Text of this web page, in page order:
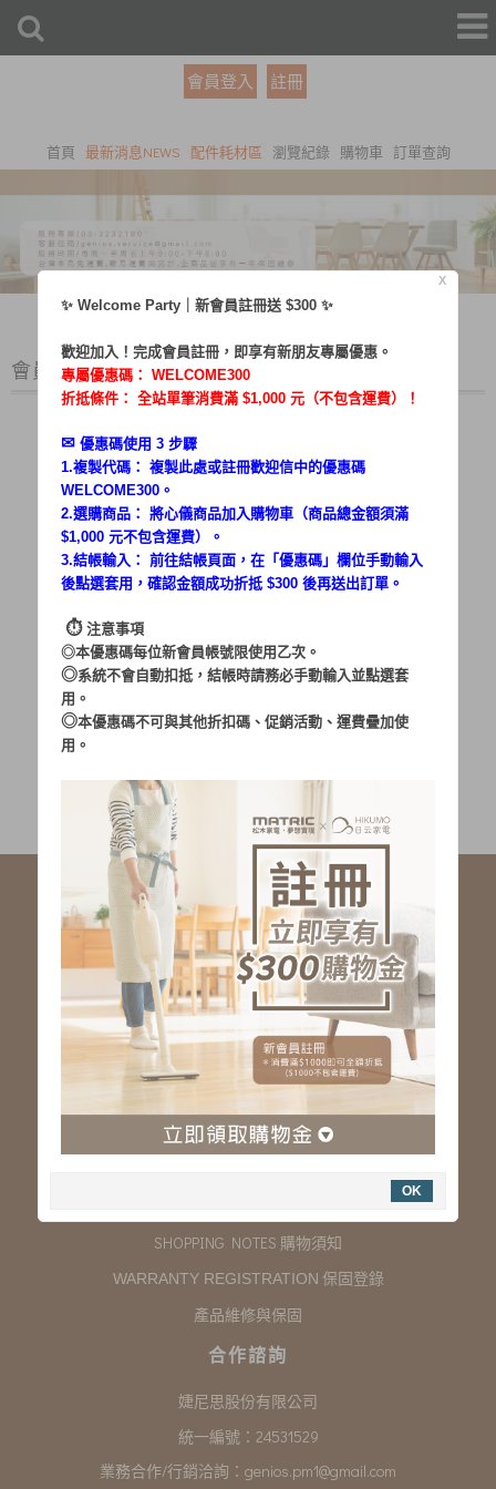
會員登入 註冊
首頁 最新消息NEWS 配件耗材區 瀏覽紀錄 購物車 訂單查詢
會員登入
帳號：
密碼：
社群服務連結
線上客服 LINE 歡迎加入 <LINE ID: @matric.jp>
線上客服 Facebook 歡迎加入
服務專線：03-323-2180
客服信箱 :genios.service@gmail.com
服務時間：星期一至星期五 上午9:00~下午6:00
例假日休假
購物說明
SHOPPING NOTES 購物須知
WARRANTY REGISTRATION 保固登錄
產品維修與保固
合作諮詢
婕尼思股份有限公司
統一編號：24531529
業務合作/行銷洽詢： genios.pm1@gmail.com
X
✨ Welcome Party｜新會員註冊送 $300 ✨
歡迎加入！完成會員註冊，即享有新朋友專屬優惠。
專屬優惠碼： WELCOME300
折抵條件： 全站單筆消費滿 $1,000 元（不包含運費）！
✉︎ 優惠碼使用 3 步驟
1.複製代碼： 複製此處或註冊歡迎信中的優惠碼
WELCOME300。
2.選購商品： 將心儀商品加入購物車（商品總金額須滿
$1,000 元不包含運費）。
3.結帳輸入： 前往結帳頁面，在「優惠碼 」欄位手動輸入
後點選套用，確認金額成功折抵 $300 後再送出訂單。
⏱︎ 注意事項
◎本優惠碼每位新會員帳號限使用乙次。
◎系統不會自動扣抵，結帳時請務必手動輸入並點選套
用。
◎本優惠碼不可與其他折扣碼、促銷活動、運費疊加使
用。
OK